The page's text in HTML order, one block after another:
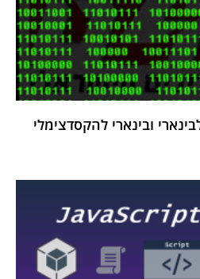
ובינארי להקסדצימלי